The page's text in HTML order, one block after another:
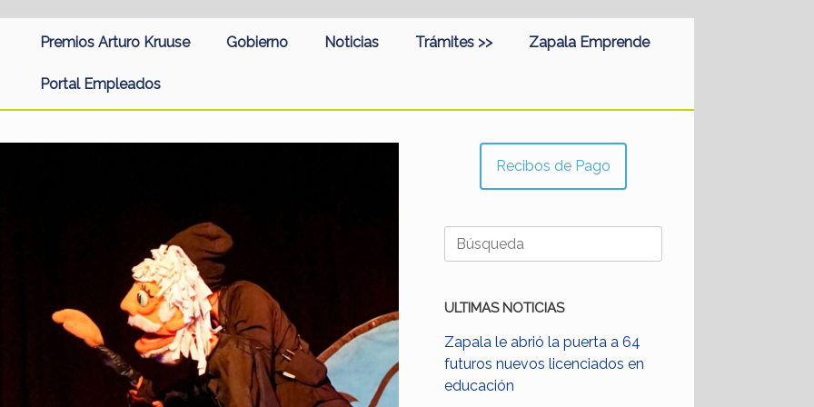
Premios Arturo Kruuse Gobierno Noticias Trámites >> Zapala Emprende
Portal Empleados
Recibos de Pago
Buscar:
ULTIMAS NOTICIAS
Zapala le abrió la puerta a 64
futuros nuevos licenciados en
educación